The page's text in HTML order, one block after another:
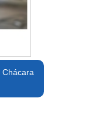
Chácara